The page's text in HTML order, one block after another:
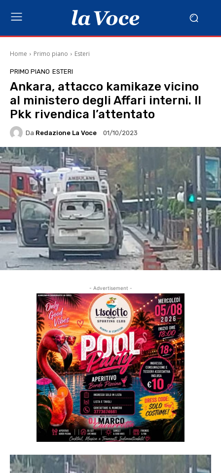
Home Primo piano Esteri
PRIMO PIANO ESTERI
Ankara, attacco kamikaze vicino
al ministero degli Affari interni. Il
Pkk rivendica l’attentato
Da Redazione La Voce 01/10/2023
- Advertisement -